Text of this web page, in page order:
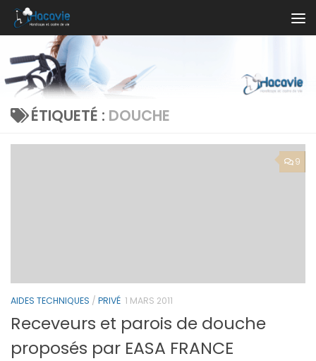
Au dessous du contenu
ÉTIQUETÉ : DOUCHE
9
AIDES TECHNIQUES / PRIVÉ 1 MARS 2011
Receveurs et parois de douche
proposés par EASA FRANCE